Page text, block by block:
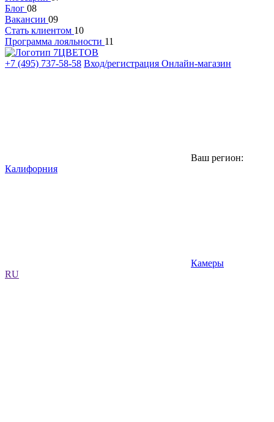
Блог 08
Вакансии 09
Стать клиентом 10
Программа лояльности 11
+7 (495) 737-58-58 Вход/регистрация Онлайн-магазин
Ваш регион:
Калифорния
Камеры
RU